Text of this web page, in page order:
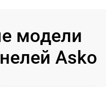
модели
Asko